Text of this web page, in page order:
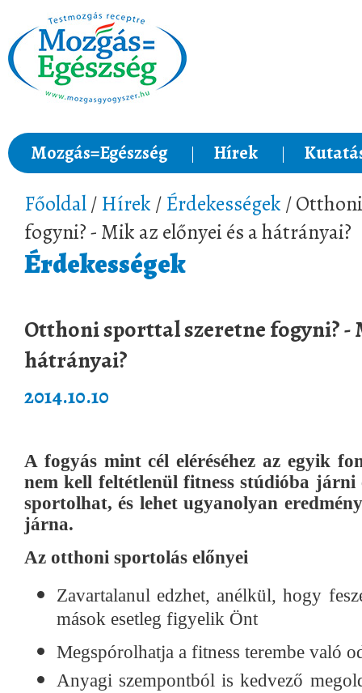
Mozgás=Egészség Hírek
Főoldal/ Hírek / Érdekességek /
fogyni? - Mik az előnyei és a hátrányai?
Érdekességek
Otthoni sporttal szeretne fogyni? -
hátrányai?
2014.10.10
A fogyás mint cél eléréséhez az egyik
nem kell feltétlenül fitness stúdióba
sportolhat, és lehet ugyanolyan
járna.
Az otthoni sportolás előnyei
Zavartalanul edzhet, anélkül, hogy
mások esetleg figyelik Önt
Megspórolhatja a fitness terembe való
Anyagi szempontból is kedvező